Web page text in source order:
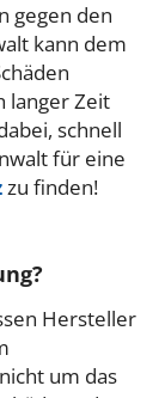
gegen den
kann dem
langer Zeit
schnell
für eine
zu finden!
Hersteller
um das